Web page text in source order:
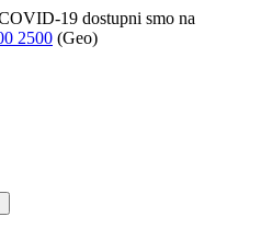
19 dostupni smo na
2500 (Geo)